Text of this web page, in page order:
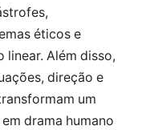
éticos e
Além disso,
direção e
um
drama humano